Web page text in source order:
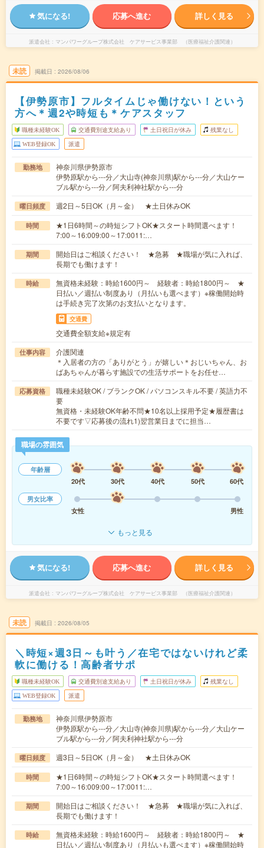
気になる! 応募へ進む 詳しく見る
派遣会社 マンパワーグループ株式会社 ケアサービス事業部 （医療福祉介護関連）
未読 掲載日 2026/08/06
【伊勢原市】フルタイムじゃ働けない！という
方へ＊週2や時短も＊ケアスタッフ
職種未経験OK 交通費別途支給あり 土日祝日が休み 残業なし
WEB登録OK 派遣
勤務地
神奈川県伊勢原市
伊勢原駅から---分／大山寺(神奈川県)駅から---分／大山ケー
ブル駅から---分／阿夫利神社駅から---分
曜日頻度 週2日～5日OK（月～金） ★土日休みOK
時間
★1日6時間～の時短シフトOK★スタート時間選べます！
7:00～16:009:00～17:0011:…
期間
開始日はご相談ください！ ★急募 ★職場が気に入れば、
長期でも働けます！
時給
無資格未経験：時給1600円～ 経験者：時給1800円～ ★
日払い／週払い制度あり（月払いも選べます）※稼働開始時
は手続き完了次第のお支払いとなります。
交通費
交通費全額支給※規定有
仕事内容
介護関連
＊入居者の方の「ありがとう」が嬉しい＊おじいちゃん、お
ばあちゃんが暮らす施設での生活サポートをお任せ…
応募資格
職種未経験OK / ブランクOK / パソコンスキル不要 / 英語力不
要
無資格・未経験OK年齢不問★10名以上採用予定★履歴書は
不要です▽応募後の流れ1)翌営業日までに担当…
職場の雰囲気
年齢層
20代
30代 40代 50代
60代
男女比率
女性
男性
もっと見る
気になる! 応募へ進む 詳しく見る
派遣会社 マンパワーグループ株式会社 ケアサービス事業部 （医療福祉介護関連）
未読 掲載日 2026/08/05
＼時短×週3日～も叶う／在宅ではないけれど柔
軟に働ける！高齢者サポ
職種未経験OK 交通費別途支給あり 土日祝日が休み 残業なし
WEB登録OK 派遣
勤務地
神奈川県伊勢原市
伊勢原駅から---分／大山寺(神奈川県)駅から---分／大山ケー
ブル駅から---分／阿夫利神社駅から---分
曜日頻度 週3日～5日OK（月～金） ★土日休みOK
時間
★1日6時間～の時短シフトOK★スタート時間選べます！
7:00～16:009:00～17:0011:…
期間
開始日はご相談ください！ ★急募 ★職場が気に入れば、
長期でも働けます！
時給
無資格未経験：時給1600円～ 経験者：時給1800円～ ★
日払い／週払い制度あり（月払いも選べます）※稼働開始時